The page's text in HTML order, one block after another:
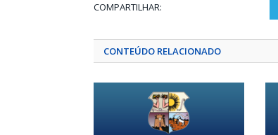
COMPARTILHAR:
CONTEÚDO RELACIONADO